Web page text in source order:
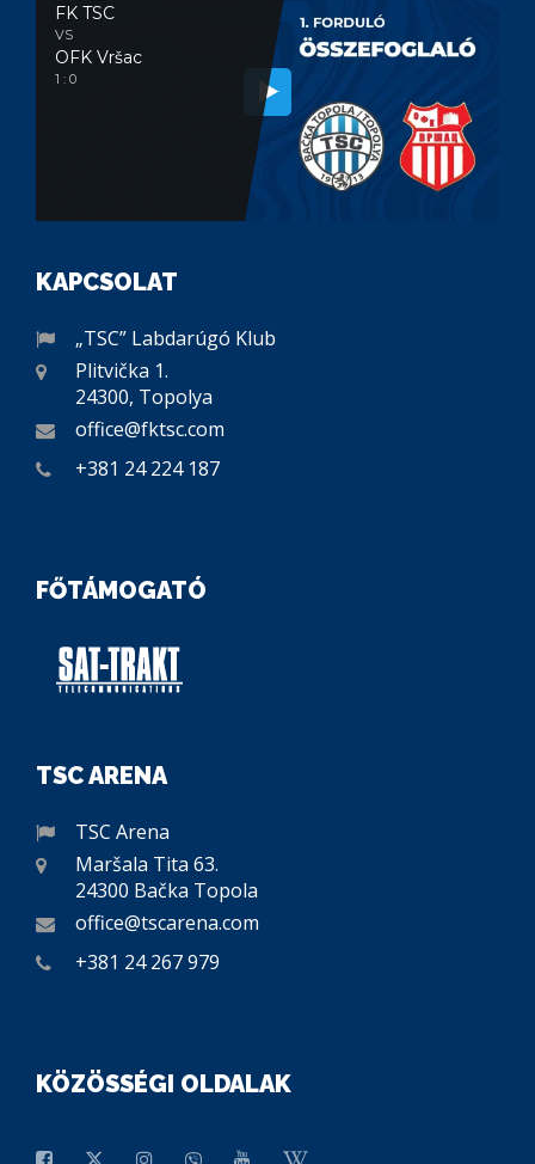
FK TSC
VS
OFK Vršac
1 : 0
KAPCSOLAT
„TSC” Labdarúgó Klub
Plitvička 1.
24300, Topolya
office@fktsc.com
+381 24 224 187
FŐTÁMOGATÓ
TSC ARENA
TSC Arena
Maršala Tita 63.
24300 Bačka Topola
office@tscarena.com
+381 24 267 979
KÖZÖSSÉGI OLDALAK